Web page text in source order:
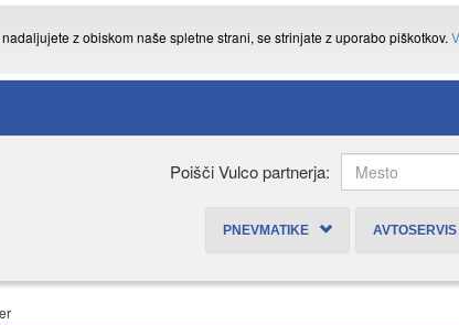
z obiskom naše spletne strani, se strinjate z uporabo piškotkov.
Poišči Vulco partnerja:
PNEVMATIKE AVTOSERVIS